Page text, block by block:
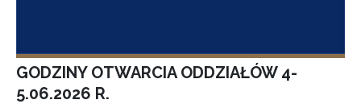
GODZINY OTWARCIA ODDZIAŁÓW 4-
5.06.2026 R.